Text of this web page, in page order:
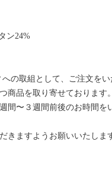
ン24%
の取組として、ご注文を
商品を取り寄せております。
間〜３週間前後のお時間を
きますようお願いいたしま